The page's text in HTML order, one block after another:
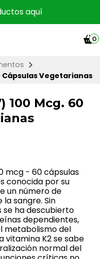
aquí
0
Cápsulas Vegetarianas
100 Mcg. 60
mcg - 60 cápsulas
conocida por su
un número de
sangre. Sin
se ha descubierto
dependientes,
metabolismo del
vitamina K2 se sabe
normal del